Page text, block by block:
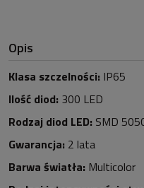
Opis
Klasa szczelności: IP65
Ilość diod: 300 LED
Rodzaj diod LED: SMD
Gwarancja: 2 lata
Barwa światła: Multicolor